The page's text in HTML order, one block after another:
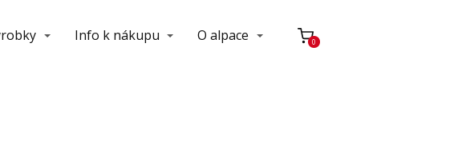
Info k nákupu O alpace 0